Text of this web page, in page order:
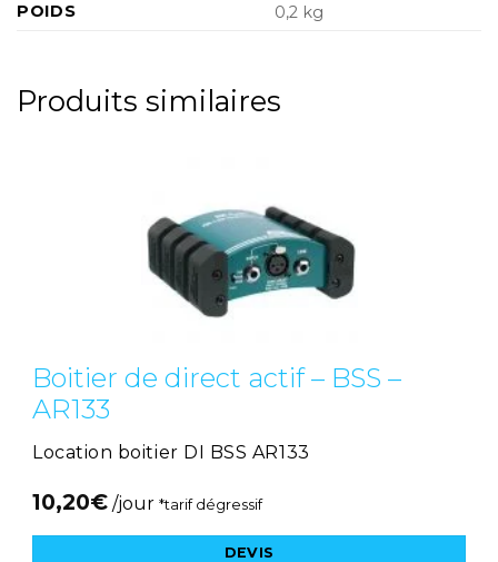
POIDS 0,2 kg
Produits similaires
Boitier de direct actif – BSS –
AR133
Location boitier DI BSS AR133
10,20€ /jour *tarif dégressif
DEVIS